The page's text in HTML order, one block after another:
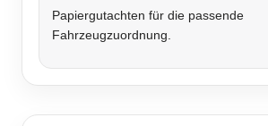
Papiergutachten für die passende
Fahrzeugzuordnung.